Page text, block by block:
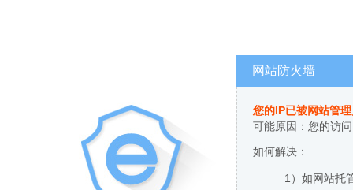
网站防火墙
您的IP已被网站管
可能原因：您的访
如何解决：
1）如网站托